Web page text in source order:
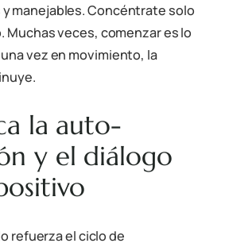
manejables. Concéntrate solo
Muchas veces, comenzar es lo
vez en movimiento, la
la auto-
y el diálogo
refuerza el ciclo de